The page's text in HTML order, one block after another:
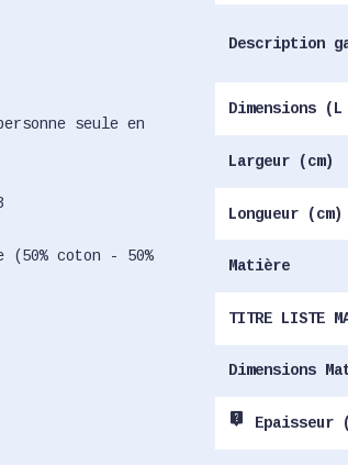
seule en
coton - 50%
Description
Dimensions
Largeur (cm)
Longueur (cm)
Matière
TITRE LISTE
Dimensions
live_help Epaisseur